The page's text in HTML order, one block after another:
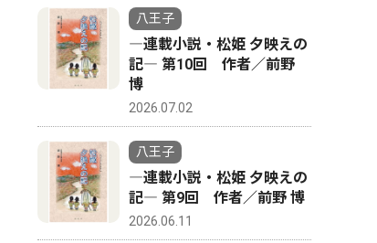
八王子
―連載小説・松姫 夕映えの
記― 第10回 作者／前野
博
2026.07.02
八王子
―連載小説・松姫 夕映えの
記― 第9回 作者／前野 博
2026.06.11